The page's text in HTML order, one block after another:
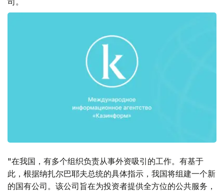
"在我国，有多个组织负责从事外资吸引的工作。有基于
此，根据纳扎尔巴耶夫总统的具体指示，我国将组建一个新
的国有公司。该公司旨在为投资者提供全方位的公共服务，